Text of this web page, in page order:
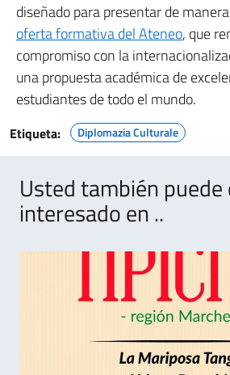
diseñado para presentar de
oferta formativa del Ateneo, que
compromiso con la
una propuesta académica de
estudiantes de todo el mundo.
Etiqueta: Diplomazia Culturale
Usted también
interesado en ..